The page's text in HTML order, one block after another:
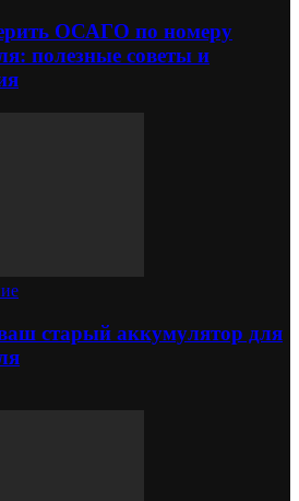
ОСАГО по номеру
полезные советы и
старый аккумулятор для